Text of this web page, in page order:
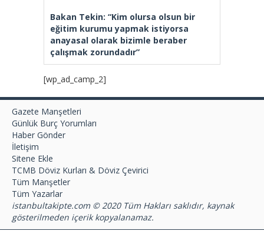
Bakan Tekin: “Kim olursa olsun bir
eğitim kurumu yapmak istiyorsa
anayasal olarak bizimle beraber
çalışmak zorundadır”
[wp_ad_camp_2]
Gazete Manşetleri
Günlük Burç Yorumları
Haber Gönder
İletişim
Sitene Ekle
TCMB Döviz Kurları & Döviz Çevirici
Tüm Manşetler
Tüm Yazarlar
istanbultakipte.com © 2020 Tüm Hakları saklıdır, kaynak
gösterilmeden içerik kopyalanamaz.